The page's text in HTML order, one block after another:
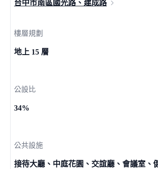
台中市南區國光路、 建成路
樓層規劃
地上 15 層
公設比
34%
公共設施
接待大廳、中庭花園、交誼廳、會議室、